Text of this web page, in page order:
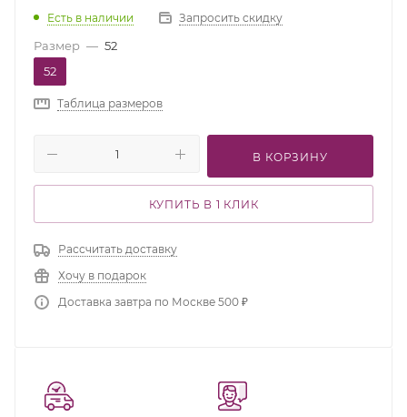
Есть в наличии Запросить скидку
Размер — 52
52
Таблица размеров
В КОРЗИНУ
КУПИТЬ В 1 КЛИК
Рассчитать доставку
Хочу в подарок
Доставка завтра по Москве 500 ₽